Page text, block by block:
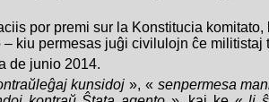
por premi sur la Konstitucia
kiu permesas juĝi civilulojn ĉe militistaj
de junio 2014.
kunsidoj», « senpermesa